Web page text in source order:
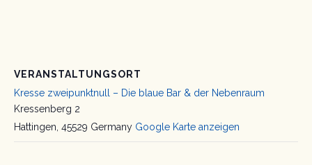
VERANSTALTUNGSORT
Kresse zweipunktnull – Die blaue Bar & der Nebenraum
Kressenberg 2
Hattingen 45529 Germany Google Karte anzeigen